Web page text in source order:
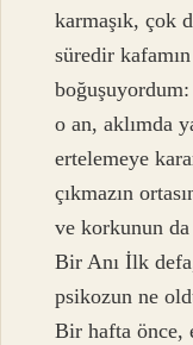
karmaşık, çok
süredir
o an, aklımda
ertelemeye
çıkmazın
ve korkunun da
Bir Anı İlk
psikozun ne
Bir hafta önce,